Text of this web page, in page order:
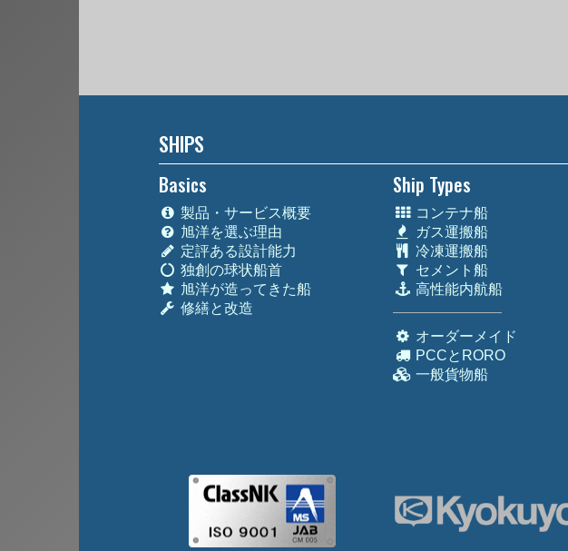
SHIPS
Basics
製品・サービス概要
旭洋を選ぶ理由
定評ある設計能力
独創の球状船首
旭洋が造ってきた船
修繕と改造
Ship Types
コンテナ船
ガス運搬船
冷凍運搬船
セメント船
高性能内航船
オーダーメイド
PCCとRORO
一般貨物船